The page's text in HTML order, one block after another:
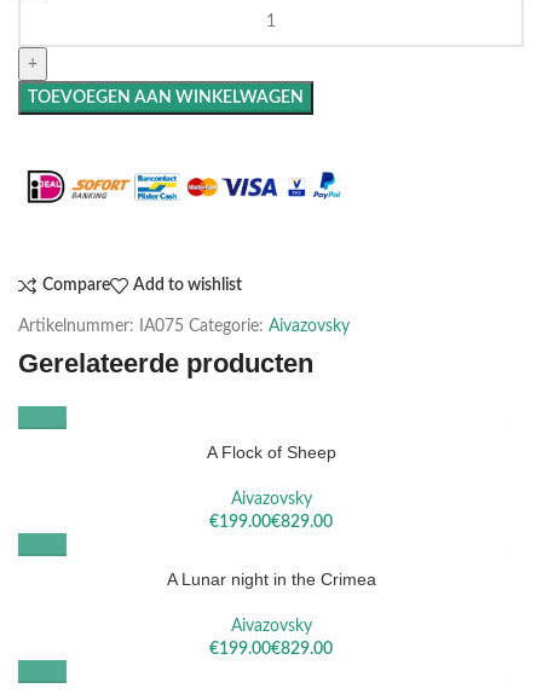
TOEVOEGEN AAN WINKELWAGEN
Compare Add to wishlist
Artikelnummer: IA075 Categorie: Aivazovsky
Gerelateerde producten
A Flock of Sheep
Aivazovsky
€
€
A Lunar night in the Crimea
Aivazovsky
€
€